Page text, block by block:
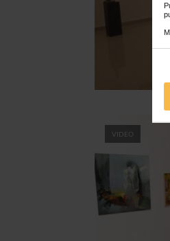
VIDEO